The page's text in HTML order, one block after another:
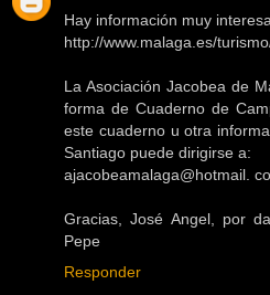
Hay información muy
http://www.malaga.es/
La Asociación Jacobea de
forma de Cuaderno de
este cuaderno u otra
Santiago puede dirigirse a:
ajacobeamalaga@hotmail.
Gracias, José Angel, por
Pepe
Responder